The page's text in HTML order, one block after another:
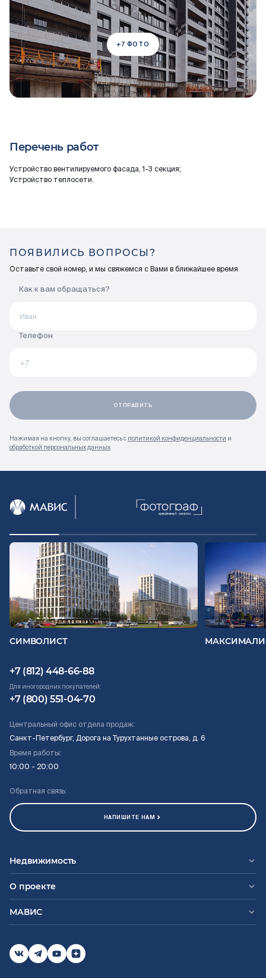
+7 ФОТО
Перечень работ
Устройство вентилируемого фасада, 1-3 секция;
Устройство теплосети.
ПОЯВИЛИСЬ ВОПРОСЫ?
Оставьте свой номер, и мы свяжемся с Вами в ближайшее время
Как к вам обращаться?
Телефон
Нажимая на кнопку, вы соглашаетесь с политикой конфиденциальности и
обработкой персональных данных
СИМВОЛИСТ
+7 (812) 448-66-88
Для иногородних покупателей:
+7 (800) 551-04-70
Центральный офис отдела продаж:
Санкт-Петербург, Дорога на Турухтанные острова, д. 6
Время работы:
10:00 - 20:00
Обратная связь:
НАПИШИТЕ НАМ
Недвижимость
О проекте
МАВИС